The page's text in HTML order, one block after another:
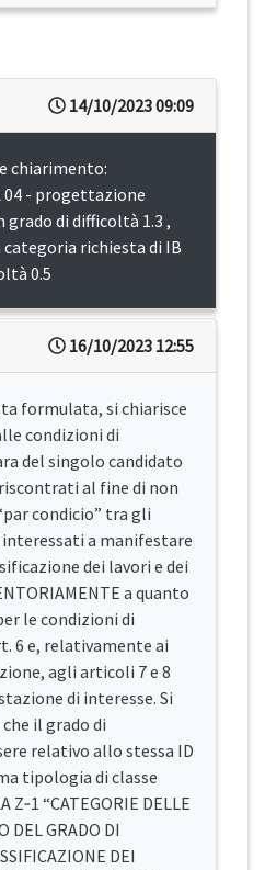
14/10/2023 09:09
chiarimento:
04 - progettazione
di difficoltà 1.3 ,
richiesta di IB
0.5
16/10/2023 12:55
formulata, si chiarisce
condizioni di
del singolo candidato
al fine di non
condicio” tra gli
a manifestare
dei lavori e dei
a quanto
le condizioni di
6 e, relativamente ai
agli articoli 7 e 8
di interesse. Si
il grado di
relativo allo stessa ID
tipologia di classe
“CATEGORIE DELLE
DEL GRADO DI
DEI